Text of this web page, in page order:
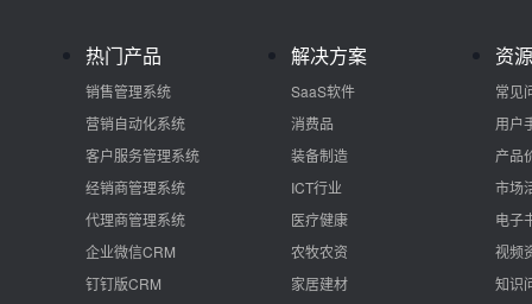
热门产品
销售管理系统
营销自动化系统
客户服务管理系统
经销商管理系统
代理商管理系统
企业微信CRM
钉钉版CRM
解决方案
SaaS软件
消费品
装备制造
ICT行业
医疗健康
农牧农资
家居建材
资
常见
用户
产品
市场
电子
视频
知识